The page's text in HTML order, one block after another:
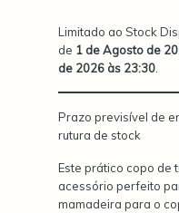
Limitado ao Stock
de 1 de Agosto de
de 2026 às 23:30
Prazo previsível de
rutura de stock
Este prático copo de
acessório perfeito
mamadeira para o